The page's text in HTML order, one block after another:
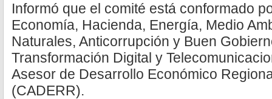
Informó que el comité está conformado
Economía, Hacienda, Energía, Medio
Naturales, Anticorrupción y Buen
Transformación Digital y
Asesor de Desarrollo Económico
(CADERR).